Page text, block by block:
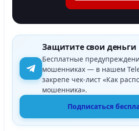
Защитите свои деньги
Бесплатные
мошенниках — в нашем
закрепе чек-лист «Как
мошенника».
Подписаться